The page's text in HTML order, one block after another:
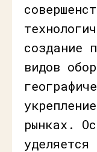
создание
видов
рынках.
уделяется